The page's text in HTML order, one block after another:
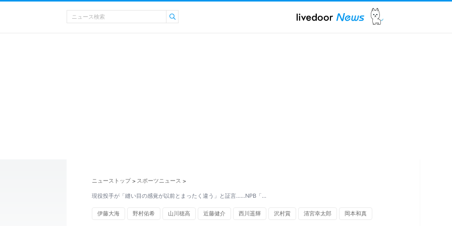
ニューストップ > スポーツニュース >
現役投手が「縫い目の感覚が以前とまったく違う」と証言......NPB「…
伊藤大海 野村佑希 山川穂高 近藤健介 西川遥輝 沢村賞 清宮幸太郎 岡本和真